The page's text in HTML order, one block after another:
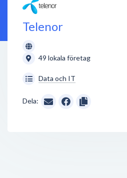
Telenor
49 lokala företag
Data och IT
Dela: